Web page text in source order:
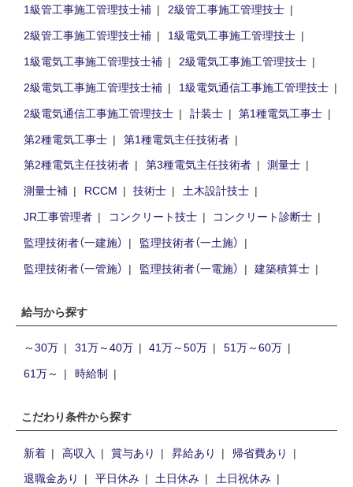
1級管工事施工管理技士補
2級管工事施工管理技士
2級管工事施工管理技士補
1級電気工事施工管理技士
1級電気工事施工管理技士補
2級電気工事施工管理技士
2級電気工事施工管理技士補
1級電気通信工事施工管理技士
2級電気通信工事施工管理技士
計装士
第1種電気工事士
第2種電気工事士
第1種電気主任技術者
第2種電気主任技術者
第3種電気主任技術者
測量士
測量士補
RCCM 技術士
土木設計技士
JR工事管理者
コンクリート技士
コンクリート診断士
監理技術者（一建施）
監理技術者（一土施）
監理技術者（一管施）
監理技術者（一電施） 建築積算士
給与から探す
～30万 31万～40万 41万～50万
51万～60万
61万～
時給制
こだわり条件から探す
新着 高収入 賞与あり 昇給あり
帰省費あり
退職金あり
平日休み 土日休み
土日祝休み